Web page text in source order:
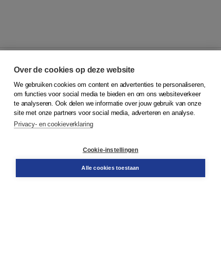
© 2026Koninklijke Boom uitgevers
Klantenservice
Service & informatie
Contact
Over de cookies op deze website
We gebruiken cookies om content en advertenties te personaliseren,
om functies voor social media te bieden en om ons websiteverkeer
te analyseren. Ook delen we informatie over jouw gebruik van onze
site met onze partners voor social media, adverteren en analyse.
Privacy- en cookieverklaring
Cookie-instellingen
Alle cookies toestaan